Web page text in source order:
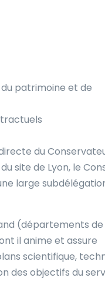
patrimoine et de
du
site de Lyon, le
large
(départements de
il anime et assure
scientifique,
des objectifs du